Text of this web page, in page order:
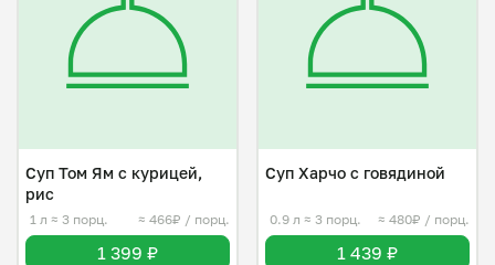
Суп Том Ям с курицей,
рис
1 л ≈ 3 порц. ≈ 466₽ / порц.
1 399 ₽
Суп Харчо с говядиной
0.9 л ≈ 3 порц. ≈ 480₽ / порц.
1 439 ₽